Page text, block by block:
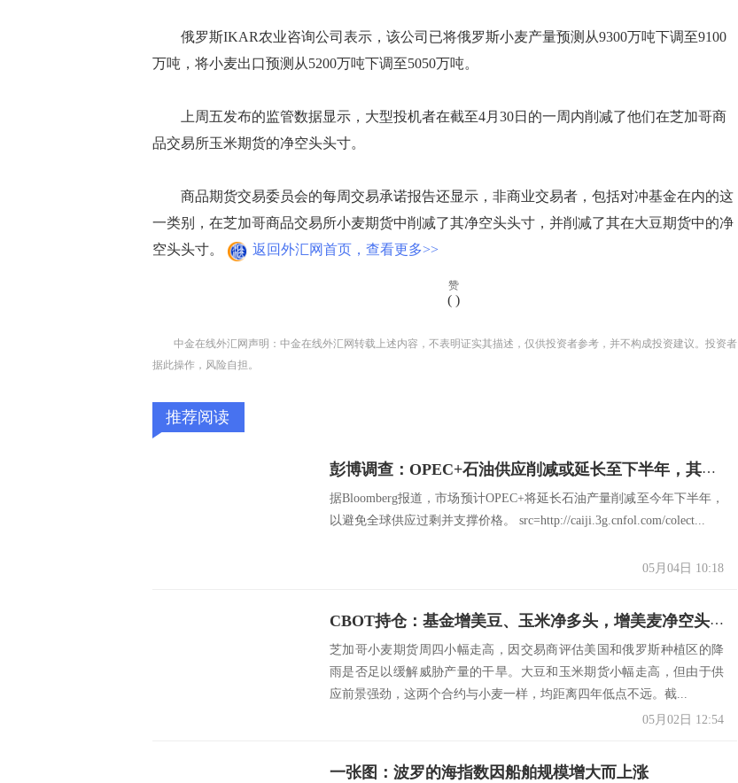
俄罗斯IKAR农业咨询公司表示，该公司已将俄罗斯小麦产量预测从9300万吨下调至9100
万吨，将小麦出口预测从5200万吨下调至5050万吨。
上周五发布的监管数据显示，大型投机者在截至4月30日的一周内削减了他们在芝加哥商
品交易所玉米期货的净空头头寸。
商品期货交易委员会的每周交易承诺报告还显示，非商业交易者，包括对冲基金在内的这
一类别，在芝加哥商品交易所小麦期货中削减了其净空头头寸，并削减了其在大豆期货中的净
空头头寸。
返回外汇网首页，查看更多>>
赞
( )
中金在线外汇网声明：中金在线外汇网转载上述内容，不表明证实其描述，仅供投资者参考，并不构成投资建议。投资者
据此操作，风险自担。
推荐阅读
彭博调查：OPEC+石油供应削减或延长至下半年，其成员国意见出现分歧，原油目标价每桶破百？
据Bloomberg报道，市场预计OPEC+将延长石油产量削减至今年下半年，
以避免全球供应过剩并支撑价格。 src=http://caiji.3g.cnfol.com/colect...
05月04日 10:18
CBOT持仓：基金增美豆、玉米净多头，增美麦净空头，阿根廷谷物罢工结束
芝加哥小麦期货周四小幅走高，因交易商评估美国和俄罗斯种植区的降
雨是否足以缓解威胁产量的干旱。大豆和玉米期货小幅走高，但由于供
应前景强劲，这两个合约与小麦一样，均距离四年低点不远。截...
05月02日 12:54
一张图：波罗的海指数因船舶规模增大而上涨